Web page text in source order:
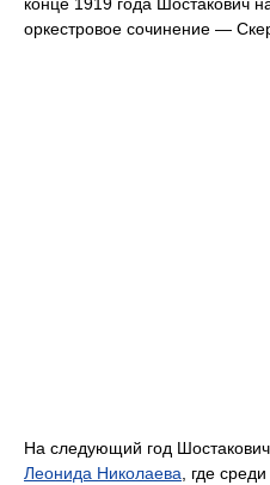
конце 1919 года Шостакович
оркестровое сочинение —
На следующий год
Леонида Николаева, где